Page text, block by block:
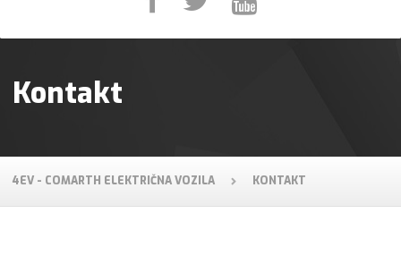
Kontakt
4EV - COMARTH ELEKTRIČNA VOZILA KONTAKT